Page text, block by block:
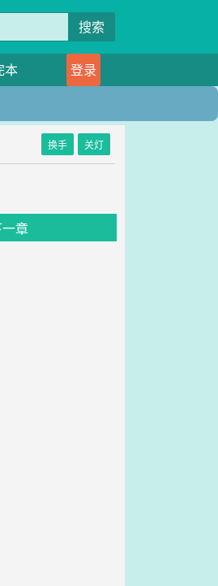
搜索
本
登录
换手 关灯
章